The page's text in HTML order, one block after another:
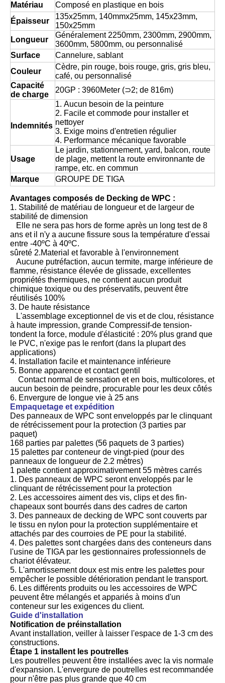
Matériau
Composé en plastique en bois
Épaisseur
135x25mm, 140mmx25mm, 145x23mm,
150x25mm
Longueur
Généralement 2250mm, 2300mm, 2900mm,
3600mm, 5800mm, ou personnalisé
Surface
Cannelure, sablant
Couleur
Cèdre, pin rouge, bois rouge, gris, gris bleu,
café, ou personnalisé
Capacité
de charge
20GP : 3960Meter (⊃2; de 816m)
Indemnités
1. Aucun besoin de la peinture
2. Facile et commode pour installer et
nettoyer
3. Exige moins d'entretien régulier
4. Performance mécanique favorable
Usage
Le jardin, stationnement, yard, balcon, route
de plage, mettent la route environnante de
rampe, etc. en commun
Marque
GROUPE DE TIGA
Avantages composés de Decking de WPC :
1. Stabilité de matériau de longueur et de largeur de
stabilité de dimension
Elle ne sera pas hors de forme après un long test de 8
ans et il n'y a aucune fissure sous la température d'essai
entre -40ºC à 40ºC.
sûreté 2.Material et favorable à l'environnement
Aucune putréfaction, aucun termite, marge inférieure de
flamme, résistance élevée de glissade, excellentes
propriétés thermiques, ne contient aucun produit
chimique toxique ou des préservatifs, peuvent être
réutilisés 100%
3. De haute résistance
L'assemblage exceptionnel de vis et de clou, résistance
à haute impression, grande Compressif-de tension-
tondent la force, module d'élasticité : 20% plus grand que
le PVC, n'exige pas le renfort (dans la plupart des
applications)
4. Installation facile et maintenance inférieure
5. Bonne apparence et contact gentil
Contact normal de sensation et en bois, multicolores, et
aucun besoin de peindre, procurable pour les deux côtés
6. Envergure de longue vie à 25 ans
Empaquetage et expédition
Des panneaux de WPC sont enveloppés par le clinquant
de rétrécissement pour la protection (3 parties par
paquet)
168 parties par palettes (56 paquets de 3 parties)
15 palettes par conteneur de vingt-pied (pour des
panneaux de longueur de 2.2 mètres)
1 palette contient approximativement 55 mètres carrés
1. Des panneaux de WPC seront enveloppés par le
clinquant de rétrécissement pour la protection
2. Les accessoires aiment des vis, clips et des fin-
chapeaux sont bourrés dans des cadres de carton
3. Des panneaux de decking de WPC sont couverts par
le tissu en nylon pour la protection supplémentaire et
attachés par des courroies de PE pour la stabilité.
4. Des palettes sont chargées dans des conteneurs dans
l'usine de TIGA par les gestionnaires professionnels de
chariot élévateur.
5. L'amortissement doux est mis entre les palettes pour
empêcher le possible détérioration pendant le transport.
6. Les différents produits ou les accessoires de WPC
peuvent être mélangés et appariés à moins d'un
conteneur sur les exigences du client.
Guide d'installation
Notification de préinstallation
Avant installation, veiller à laisser l'espace de 1-3 cm des
constructions.
Étape 1 installent les poutrelles
Les poutrelles peuvent être installées avec la vis normale
d'expansion. L'envergure de poutrelles est recommandée
pour n'être pas plus grande que 40 cm